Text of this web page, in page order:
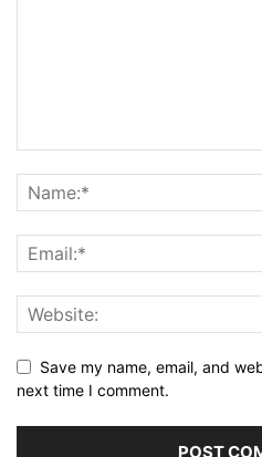
Save my name, email, and
next time I comment.